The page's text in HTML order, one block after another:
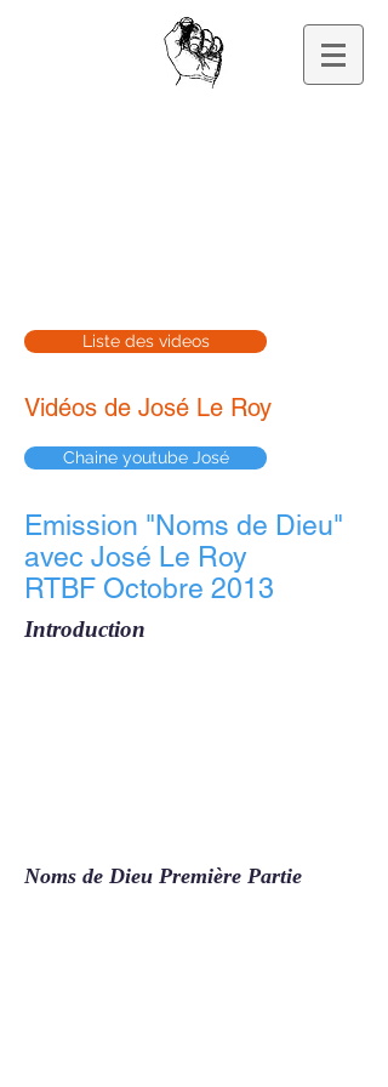
Liste des videos
Vidéos de José Le Roy
Chaine youtube José
Emission "Noms de Dieu"
avec José Le Roy
RTBF Octobre 2013
Introduction
Noms de Dieu Première Partie